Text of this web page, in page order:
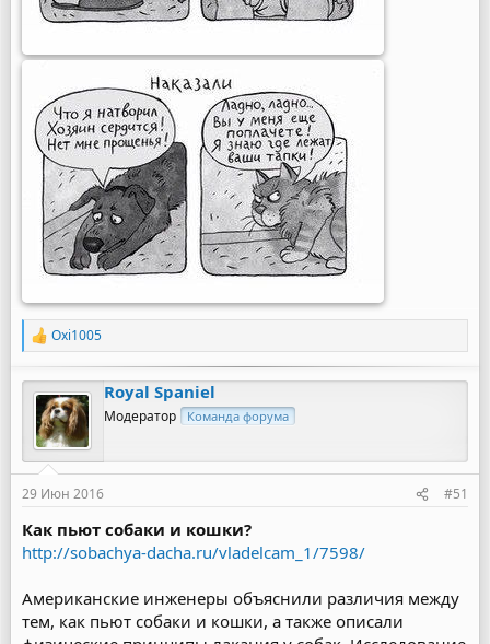
Р
а
к
и
и
:
Oxi1005
Royal Spaniel
Модератор Команда форума
29 Июн 2016 #51
Как пьют собаки и кошки?
http://sobachya-dacha.ru/vladelcam_1/7598/
Американские инженеры объяснили различия между
тем, как пьют собаки и кошки, а также описали